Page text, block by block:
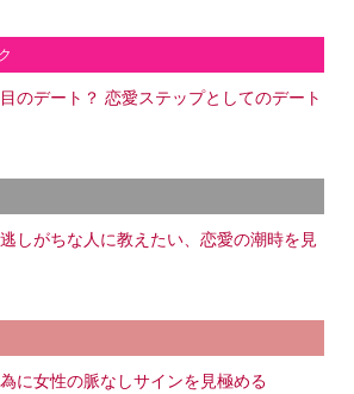
のデート？ 恋愛ステップとしてのデート
しがちな人に教えたい、恋愛の潮時を見
に女性の脈なしサインを見極める